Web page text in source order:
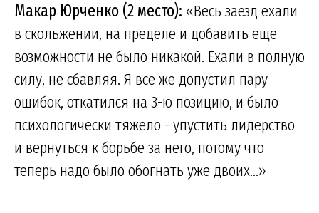
Макар Юрченко (2 место): «Весь заезд ехали
в скольжении, на пределе и добавить еще
возможности не было никакой. Ехали в полную
силу, не сбавляя. Я все же допустил пару
ошибок, откатился на 3-ю позицию, и было
психологически тяжело - упустить лидерство
и вернуться к борьбе за него, потому что
теперь надо было обогнать уже двоих...»